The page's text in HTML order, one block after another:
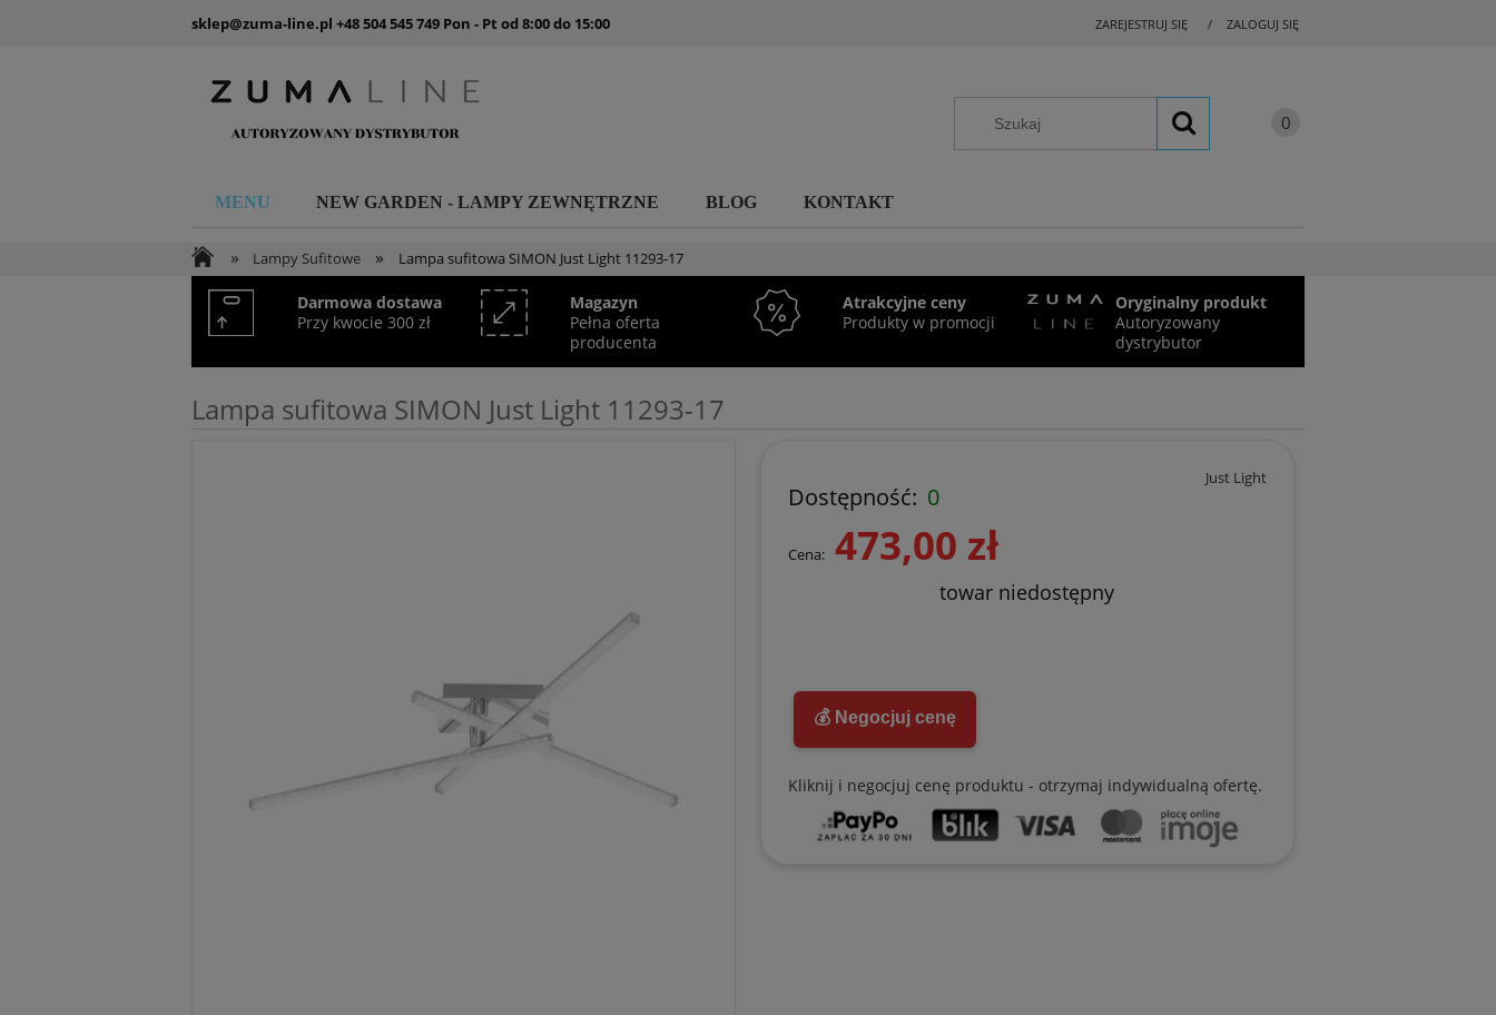
ZAREJESTRUJ SIĘ ZALOGUJ SIĘ
sklep@zuma-line.pl +48 504 545 749 Pon - Pt od 8:00 do 15:00
MENU NEW GARDEN - LAMPY ZEWNĘTRZNE BLOG KONTAKT
» Lampy Sufitowe » Lampa sufitowa SIMON Just Light 11293-17
Darmowa dostawa
Przy kwocie 300 zł
Magazyn
Pełna oferta
producenta
Atrakcyjne ceny
Produkty w promocji
Oryginalny produkt
Autoryzowany
dystrybutor
Lampa sufitowa SIMON Just Light 11293-17
Just Light
Dostępność: 0
Cena: 473,00 zł
towar niedostępny
💰 Negocjuj cenę
Kliknij i negocjuj cenę produktu - otrzymaj indywidualną ofertę.